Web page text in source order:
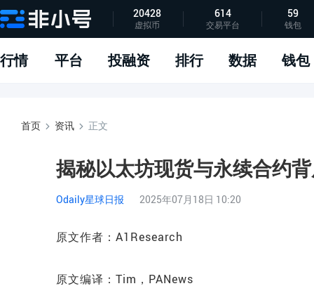
APP下载
指标说明
问题反馈
20428
虚拟币
614
交易平台
59
钱包
行情 平台 投融资 排行 数据 钱包
首页 资讯 正文
揭秘以太坊现货与永续合约
Odaily星球日报 2025年07月18日 10:20
原文作者： A1Research
原文编译：Tim，PANews